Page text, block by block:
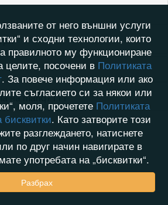
на mariq7111
от него външни услуги
и сходни технологии, които
правилното му функциониране
целите, посочени в Политиката
. За повече информация или ако
съгласието си за някои или
моля, прочетете Политиката
бисквитки. Като затворите този
разглеждането, натиснете
по друг начин навигирате в
употребата на „бисквитки“.
Разбрах